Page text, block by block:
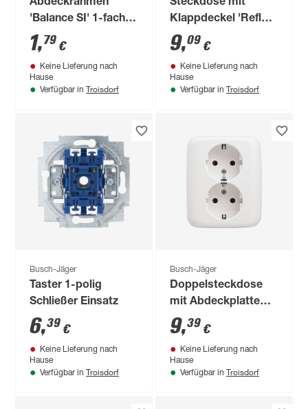
Abdeckrahmen
'Balance SI' 1-fach
alpinweiß
1,79 €
Keine Lieferung nach
Hause
Verfügbar in Troisdorf
Steckdose mit
Klappdeckel 'Reflex
SI' alpinweiß
9,09 €
Keine Lieferung nach
Hause
Verfügbar in Troisdorf
Busch-Jäger
Taster 1-polig
Schließer Einsatz
6,39 €
Keine Lieferung nach
Hause
Verfügbar in Troisdorf
Busch-Jäger
Doppelsteckdose
mit Abdeckplatte
alpinweiß
9,39 €
Keine Lieferung nach
Hause
Verfügbar in Troisdorf